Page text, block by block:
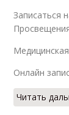
Записаться
Онлайн
Читать